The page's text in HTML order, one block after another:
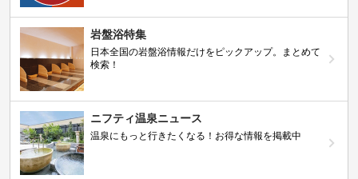
岩盤浴特集
日本全国の岩盤浴情報だけをピックアップ。まとめて
検索！
ニフティ温泉ニュース
温泉にもっと行きたくなる！お得な情報を掲載中